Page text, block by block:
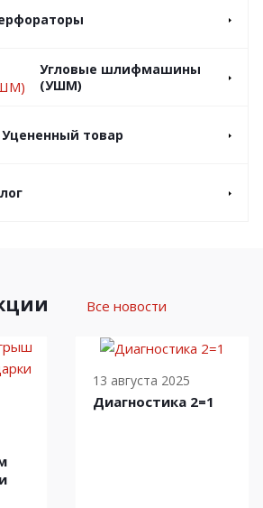
Угловые шлифмашины
(УШМ)
Уцененный товар
Все новости
13 августа 2025
Диагностика 2=1